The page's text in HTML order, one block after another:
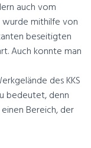
auch vom
wurde mithilfe von
beseitigten
Auch konnte man
des KKS
bedeutet, denn
Bereich, der